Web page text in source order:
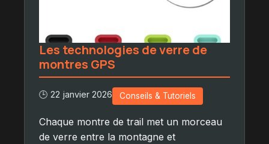
Les technologies de verre de
montres GPS
🕒 22 janvier 2026 Conseils & Tutoriels
Chaque montre de trail met un morceau
de verre entre la montagne et